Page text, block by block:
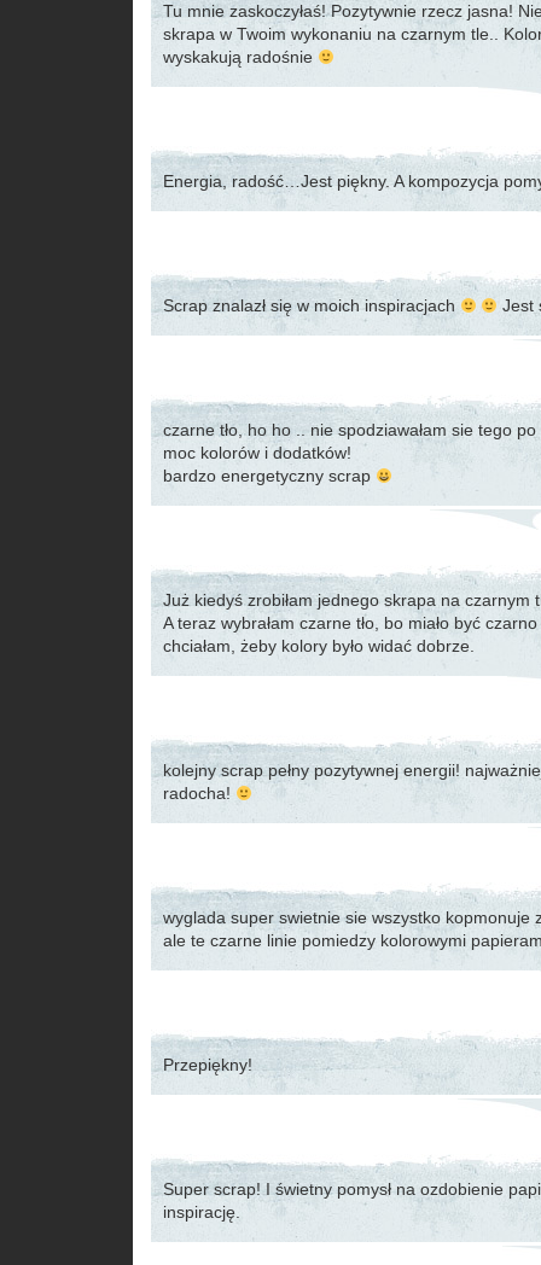
Tu mnie zaskoczyłaś! Pozytywnie rzecz jasna!
skrapa w Twoim wykonaniu na czarnym tle..
wyskakują radośnie
Energia, radość…Jest piękny. A kompozycja
Scrap znalazł się w moich inspiracjach Jest
czarne tło, ho ho .. nie spodziawałam sie tego
moc kolorów i dodatków!
bardzo energetyczny scrap
Już kiedyś zrobiłam jednego skrapa na czarnym
A teraz wybrałam czarne tło, bo miało być
chciałam, żeby kolory było widać dobrze.
kolejny scrap pełny pozytywnej energii!
radocha!
wyglada super swietnie sie wszystko kopmonuje
ale te czarne linie pomiedzy kolorowymi
Przepiękny!
Super scrap! I świetny pomysł na ozdobienie
inspirację.